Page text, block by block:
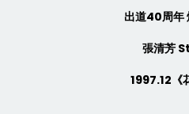
出道40周年
張清芳
1997.12《